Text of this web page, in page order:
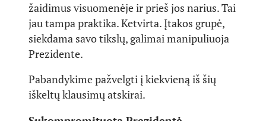
žaidimus visuomenėje ir prieš jos narius. Tai
jau tampa praktika. Ketvirta. Įtakos grupė,
siekdama savo tikslų, galimai manipuliuoja
Prezidente.
Pabandykime pažvelgti į kiekvieną iš šių
iškeltų klausimų atskirai.